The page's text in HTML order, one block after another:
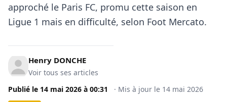
approché le Paris FC, promu cette saison en
Ligue 1 mais en difficulté, selon Foot Mercato.
Henry DONCHE
Voir tous ses articles
Publié le 14 mai 2026 à 00:31 · Mis à jour le 14 mai 2026